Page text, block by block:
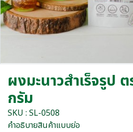
ผงมะนาวสำเร็จรูป
กรัม
SKU : SL-0508
คำอธิบายสินค้าแบบย่อ